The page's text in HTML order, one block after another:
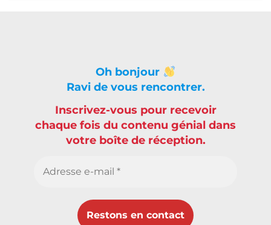
Oh bonjour
Ravi de vous rencontrer.
Inscrivez-vous pour recevoir
chaque fois du contenu génial dans
votre boîte de réception.